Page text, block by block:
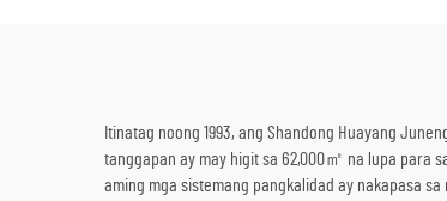
Itinatag noong 1993, ang Shandong Huayang
tanggapan ay may higit sa 62,000㎡ na lupa para
aming mga sistemang pangkalidad ay nakapasa sa